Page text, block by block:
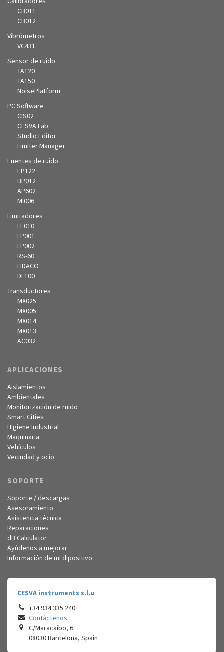
CB011
CB012
Vibrómetros
VC431
Sensor de ruido
TA120
TA150
NoisePlatform
PC Software
CIS02
CESVA Lab
Studio Editor
Limiter Manager
Fuentes de ruido
FP122
BP012
AP602
MI006
Limitadores
LF010
LP001
LP002
RS-60
LIDACO
DL100
Transductores
MX025
MX005
MX014
MX013
AC032
APLICACIONES
Aislamientos
Ambientales
Monitorización de ruido
Smart Cities
Higiene Industrial
Maquinaria
Vehículos
Vecindad y ocio
SOPORTE
Soporte / descargas
Asesoramiento
Asistencia técnica
Reparaciones
dB Calculator
Ayúdenos a mejorar
Información de mi dipositivo
CESVA instruments s.l.u
+34 934 335 240
Contáctenos
C/Maracaibo, 6
08030Barcelona, Spain